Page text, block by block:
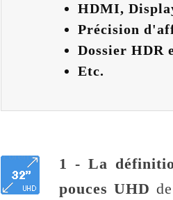
HDMI,
Précision
Dossier HDR
Etc.
1 - La
pouces UHD